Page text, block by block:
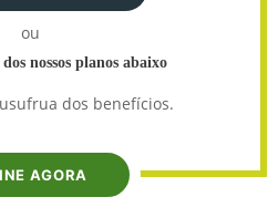
ou
nossos planos abaixo
dos benefícios.
AGORA